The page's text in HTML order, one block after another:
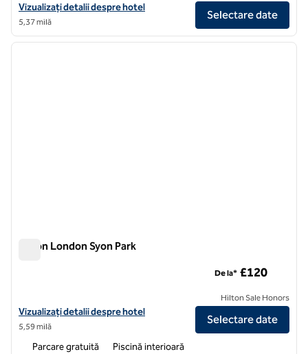
Vizualizați detaliile hotelului Hilton London Metropole
Vizualizați detalii despre hotel
5,37 milă
Selectare date
1/12
1 din 12
Hilton London Syon Park
Vizualizați detaliile hotelului Hilton London Syon Park
Vizualizați detalii despre hotel
5,59 milă
De la* £120
Hilton Sale Honors
Selectare date
Parcare gratuită Piscină interioară